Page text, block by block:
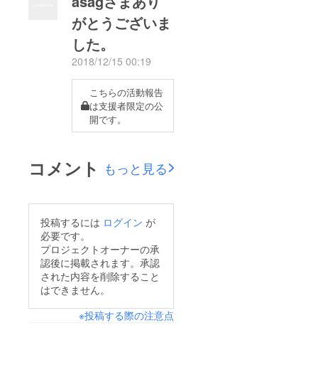
がとうございま
した。
2018/12/15 00:19
こちらの活動報告
は支援者限定の公
開です。
コメント もっと見る
投稿するには ログイン が
必要です。
プロジェクトオーナーの承
認後に掲載されます。承認
された内容を削除すること
はできません。
※投稿する際の注意点